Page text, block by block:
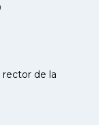
rector de la